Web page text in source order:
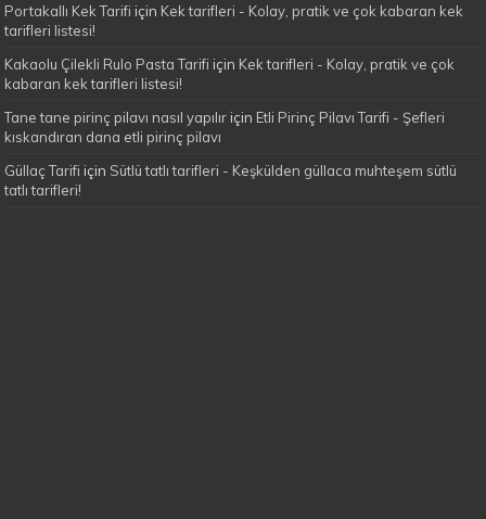
Portakallı Kek Tarifi için Kek tarifleri - Kolay, pratik ve çok kabaran kek
tarifleri listesi!
Kakaolu Çilekli Rulo Pasta Tarifi için Kek tarifleri - Kolay, pratik ve çok
kabaran kek tarifleri listesi!
Tane tane pirinç pilavı nasıl yapılır için Etli Pirinç Pilavı Tarifi - Şefleri
kıskandıran dana etli pirinç pilavı
Güllaç Tarifi için Sütlü tatlı tarifleri - Keşkülden güllaca muhteşem sütlü
tatlı tarifleri!